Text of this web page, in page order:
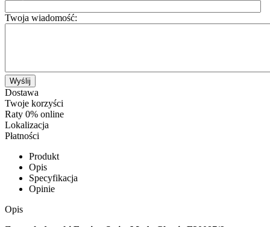
Twoja wiadomość:
Wyślij
Dostawa
Twoje korzyści
Raty 0% online
Lokalizacja
Płatności
Produkt
Opis
Specyfikacja
Opinie
Opis